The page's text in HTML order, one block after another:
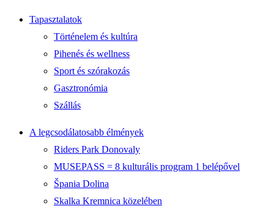
Tapasztalatok
Történelem és kultúra
Pihenés és wellness
Sport és szórakozás
Gasztronómia
Szállás
A legcsodálatosabb élmények
Riders Park Donovaly
MUSEPASS = 8 kulturális program 1 belépővel
Špania Dolina
Skalka Kremnica közelében